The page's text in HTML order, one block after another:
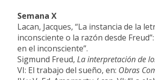
Semana X
Lacan, Jacques, “La instancia de la
inconsciente o la razón desde
en el inconsciente”.
Sigmund Freud, La interpretación de
VI: El trabajo del sueño, en: Obras